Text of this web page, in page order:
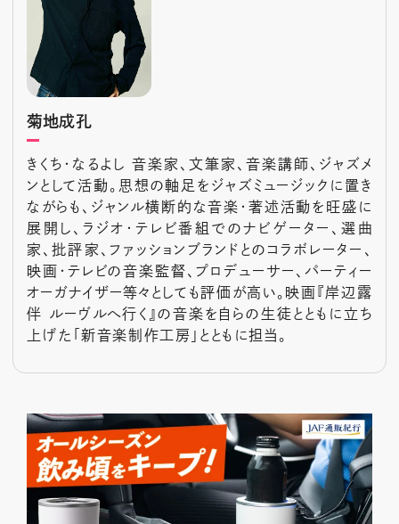
菊地成孔
きくち・なるよし 音楽家、文筆家、音楽講師、ジャズメ
ンとして活動。思想の軸足をジャズミュージックに置き
ながらも、ジャンル横断的な音楽・著述活動を旺盛に
展開し、ラジオ・テレビ番組でのナビゲーター、選曲
家、批評家、ファッションブランドとのコラボレーター、
映画・テレビの音楽監督、プロデューサー、パーティー
オーガナイザー等々としても評価が高い。映画『岸辺露
伴 ルーヴルへ行く』の音楽を自らの生徒とともに立ち
上げた「新音楽制作工房」とともに担当。